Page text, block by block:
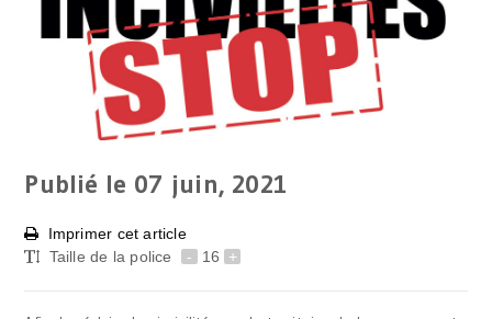
Publié le 07 juin, 2021
Imprimer cet article
Taille de la police
- 16 +